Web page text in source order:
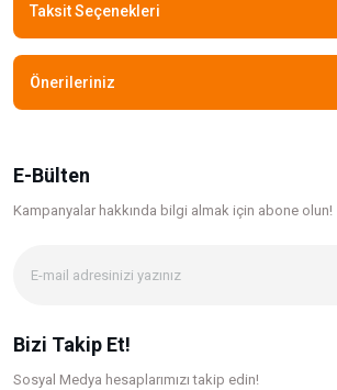
Taksit Seçenekleri
Önerileriniz
E-Bülten
Kampanyalar hakkında bilgi almak için abone olun!
Bizi Takip Et!
Sosyal Medya hesaplarımızı takip edin!